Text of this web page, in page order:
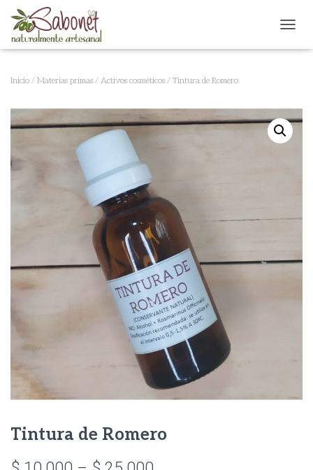
Inicio / Materias primas / Activos cosméticos / Tintura de Romero
Tintura de Romero